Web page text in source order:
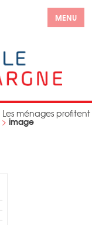
MENU
Les ménages profitent
> image